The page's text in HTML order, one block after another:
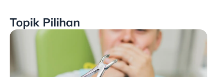
Gingsul
Atas
Topik Pilihan